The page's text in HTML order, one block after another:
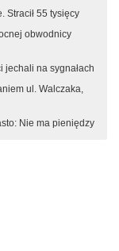
Stracił 55 tysięcy
obwodnicy
na sygnałach
ul. Walczaka,
Nie ma pieniędzy